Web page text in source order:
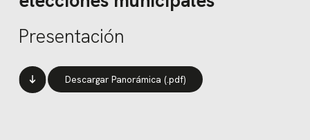
Presentación
Descargar Panorámica (.pdf)